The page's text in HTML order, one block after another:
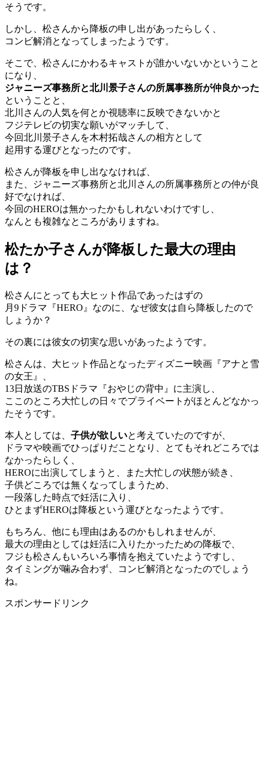
そうです。
しかし、松さんから降板の申し出があったらしく、
コンビ解消となってしまったようです。
そこで、松さんにかわるキャストが誰かいないかということ
になり、
ジャニーズ事務所と北川景子さんの所属事務所が仲良かった
ということと、
北川さんの人気を何とか視聴率に反映できないかと
フジテレビの切実な願いがマッチして、
今回北川景子さんを木村拓哉さんの相方として
起用する運びとなったのです。
松さんが降板を申し出ななければ、
また、ジャニーズ事務所と北川さんの所属事務所との仲が良
好でなければ、
今回のHEROは無かったかもしれないわけですし、
なんとも複雑なところがありますね。
松たか子さんが降板した最大の理由
は？
松さんにとっても大ヒット作品であったはずの
月9ドラマ『HERO』なのに、なぜ彼女は自ら降板したので
しょうか？
その裏には彼女の切実な思いがあったようです。
松さんは、大ヒット作品となったディズニー映画『アナと雪
の女王』、
13日放送のTBSドラマ『おやじの背中』に主演し、
ここのところ大忙しの日々でプライベートがほとんどなかっ
たそうです。
本人としては、 子供が欲しいと考えていたのですが、
ドラマや映画でひっぱりだことなり、とてもそれどころでは
なかったらしく、
HEROに出演してしまうと、また大忙しの状態が続き、
子供どころでは無くなってしまうため、
一段落した時点で妊活に入り、
ひとまずHEROは降板という運びとなったようです。
もちろん、他にも理由はあるのかもしれませんが、
最大の理由としては妊活に入りたかったための降板で、
フジも松さんもいろいろ事情を抱えていたようですし、
タイミングが噛み合わず、コンビ解消となったのでしょう
ね。
スポンサードリンク